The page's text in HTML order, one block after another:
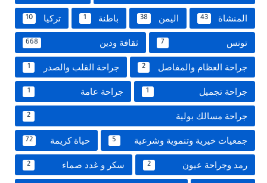
المنشاة 43 اليمن 38 باطنة 1 تركيا 10
تونس 7 ثقافة ودين 668
جراحة العظام والمفاصل 2 جراحة القلب والصدر 1
جراحة تجميل 1 جراحة عامة 1
جراحة مسالك بولية 2
جمعيات خيرية وتنموية وشرعية 5 حياة كريمة 72
رمد وجراحة عيون 2 سكر و غدد صماء 2